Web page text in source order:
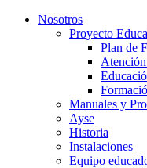
Nosotros
Proyecto
Plan de
Manuales y
Ayse
Historia
Instalaciones
Equipo